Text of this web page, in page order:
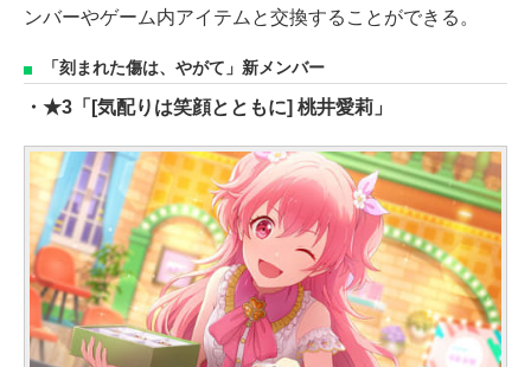
ンバーやゲーム内アイテムと交換することができる。
「刻まれた傷は、やがて」新メンバー
・★3「[気配りは笑顔とともに] 桃井愛莉」